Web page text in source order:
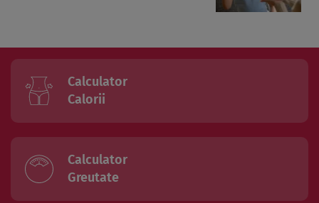
Calculator
Calorii
Calculator
Greutate